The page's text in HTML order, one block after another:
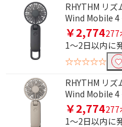
RHYTHM リ
Wind Mobile 4
￥2,774277
1～2日以内に
☆☆☆☆☆
RHYTHM リ
Wind Mobile 4
￥2,774277
1～2日以内に